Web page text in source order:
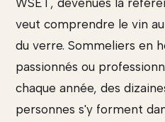
veut comprendre le vin
du verre. Sommeliers en
passionnés ou
chaque année, des
personnes s'y forment